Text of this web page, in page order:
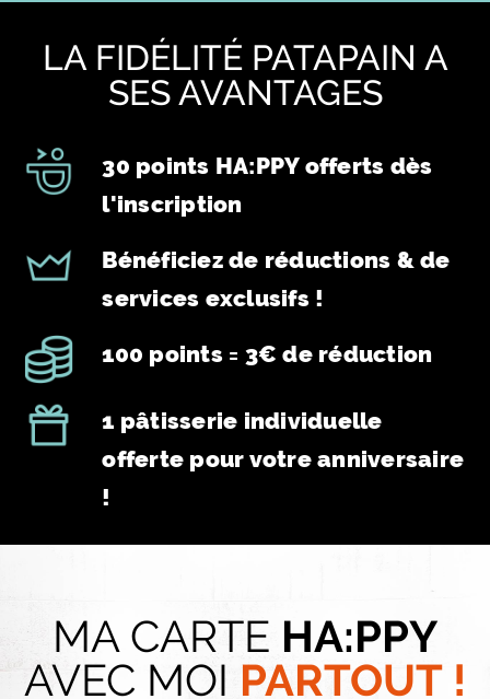
LA FIDÉLITÉ PATAPAIN A
SES AVANTAGES
icone 1
30 points HA:PPY offerts dès
l'inscription
icone 2
Bénéficiez de réductions & de
services exclusifs !
icone 3 100 points = 3€ de réduction
icone 4
1 pâtisserie individuelle
offerte pour votre anniversaire
!
MA CARTE HA:PPY
AVEC MOI PARTOUT !